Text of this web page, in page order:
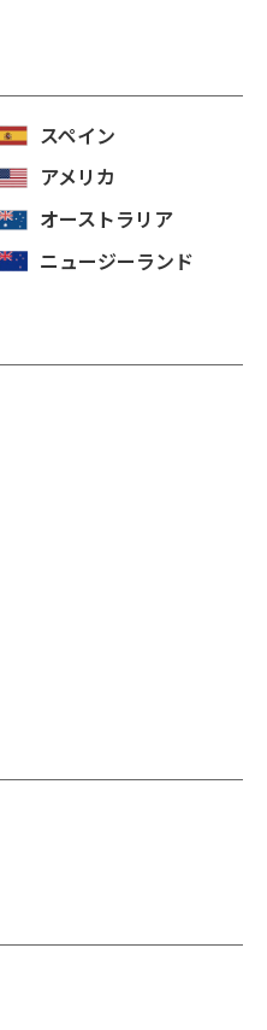
スペイン
アメリカ
オーストラリア
ニュージーランド